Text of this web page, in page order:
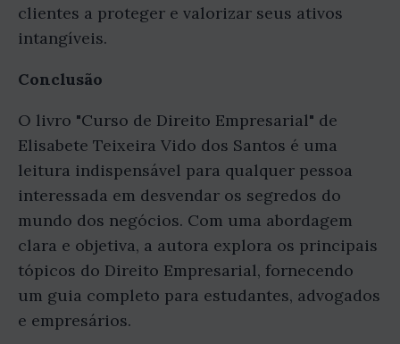
clientes a proteger e valorizar seus ativos
intangíveis.
Conclusão
O livro "Curso de Direito Empresarial" de
Elisabete Teixeira Vido dos Santos é uma
leitura indispensável para qualquer pessoa
interessada em desvendar os segredos do
mundo dos negócios. Com uma abordagem
clara e objetiva, a autora explora os principais
tópicos do Direito Empresarial, fornecendo
um guia completo para estudantes, advogados
e empresários.